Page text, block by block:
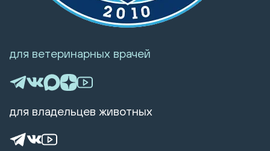
для ветеринарных врачей
для владельцев животных